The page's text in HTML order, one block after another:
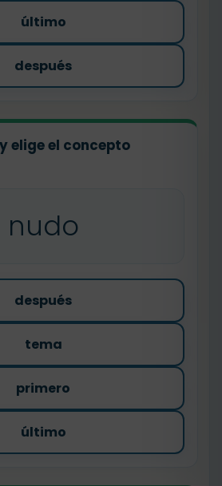
último
después
elige el concepto
nudo
después
tema
primero
último